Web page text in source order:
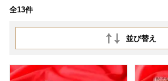
全13件
並び替え